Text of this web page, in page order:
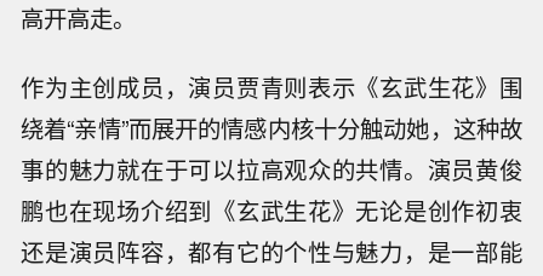
高开高走。
作为主创成员，演员贾青则表示《玄武生花》围
绕着“亲情”而展开的情感内核十分触动她，这种故
事的魅力就在于可以拉高观众的共情。演员黄俊
鹏也在现场介绍到《玄武生花》无论是创作初衷
还是演员阵容，都有它的个性与魅力，是一部能